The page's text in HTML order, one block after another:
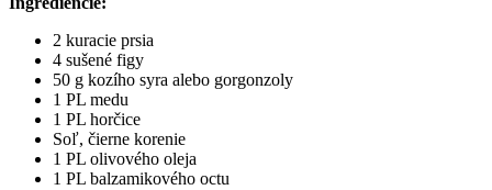
2 kuracie prsia
4 sušené figy
50 g kozího syra alebo gorgonzoly
1 PL medu
1 PL horčice
Soľ, čierne korenie
1 PL olivového oleja
1 PL balzamikového octu